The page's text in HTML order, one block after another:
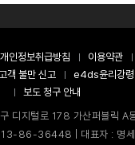
개인정보취급방침 이용약관
객 불만 신고 e4ds윤리강령
보도 청구 안내
디지털로 178 가산퍼블릭 A
86-36448 | 대표자 : 명